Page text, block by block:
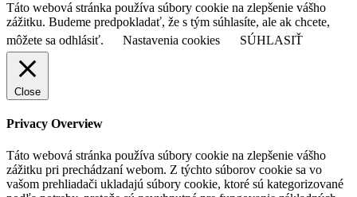
Táto webová stránka používa súbory cookie na zlepšenie vášho
zážitku. Budeme predpokladať, že s tým súhlasíte, ale ak chcete,
môžete sa odhlásiť.
Nastavenia cookies SÚHLASIŤ
Close
Privacy Overview
Táto webová stránka používa súbory cookie na zlepšenie vášho
zážitku pri prechádzaní webom. Z týchto súborov cookie sa vo
vašom prehliadači ukladajú súbory cookie, ktoré sú kategorizované